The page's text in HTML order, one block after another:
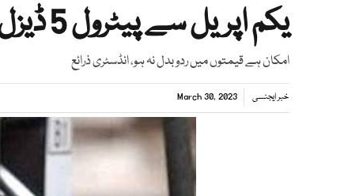
یکم اپریل سے پیٹرول 5 ڈیزل 20 روپے لیٹر سستا ہونے کا امکان
امکان ہے قیمتوں میں ردوبدل نہ ہو، انڈسٹری ذرائع
خبر ایجنسی March 30, 2023